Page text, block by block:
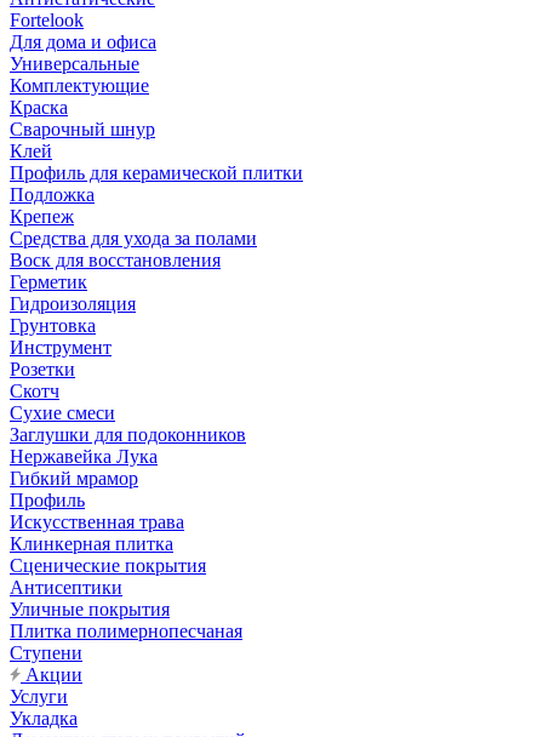
Fortelook
Для дома и офиса
Универсальные
Комплектующие
Краска
Сварочный шнур
Клей
Профиль для керамической плитки
Подложка
Крепеж
Средства для ухода за полами
Воск для восстановления
Герметик
Гидроизоляция
Грунтовка
Инструмент
Розетки
Скотч
Сухие смеси
Заглушки для подоконников
Нержавейка Лука
Гибкий мрамор
Профиль
Искусственная трава
Клинкерная плитка
Сценические покрытия
Антисептики
Уличные покрытия
Плитка полимернопесчаная
Ступени
Акции
Услуги
Укладка